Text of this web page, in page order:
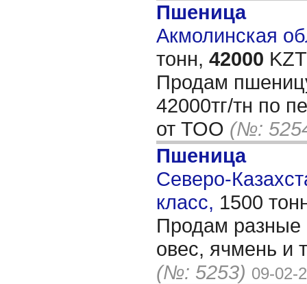
Пшеница
Акмолинская
тонн, 42000
Продам
42000тг/тн по
от ТОО (№:
Пшеница
Северо-
класс, 1500
Продам разные
овес, ячмень и
(№: 5253) 09-02-